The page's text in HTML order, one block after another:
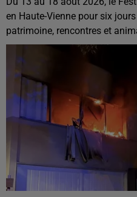
en Haute-Vienne pour six
patrimoine, rencontres et